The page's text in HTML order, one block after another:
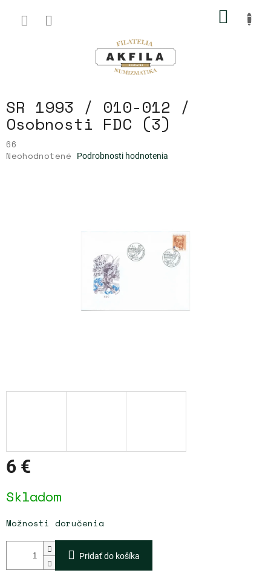
obsah
SR 1993 / 010-012 /
Osobnosti FDC (3)
66
Priemerné
Neohodnotené Podrobnosti hodnotenia
6 €
cena:
Skladom
Možnosti doručenia
Pridať do košíka